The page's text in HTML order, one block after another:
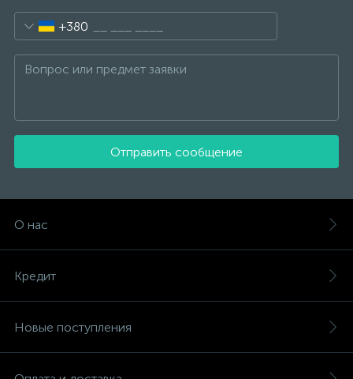
+380
Отправить сообщение
О нас
Кредит
Новые поступления